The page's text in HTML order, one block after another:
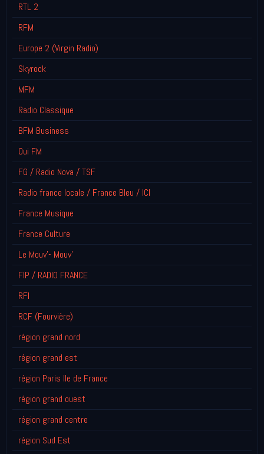
RTL 2
RFM
Europe 2 (Virgin Radio)
Skyrock
MFM
Radio Classique
BFM Business
Oui FM
FG / Radio Nova / TSF
Radio france locale / France Bleu / ICI
France Musique
France Culture
Le Mouv'- Mouv'
FIP / RADIO FRANCE
RFI
RCF (Fourvière)
région grand nord
région grand est
région Paris Ile de France
région grand ouest
région grand centre
région Sud Est